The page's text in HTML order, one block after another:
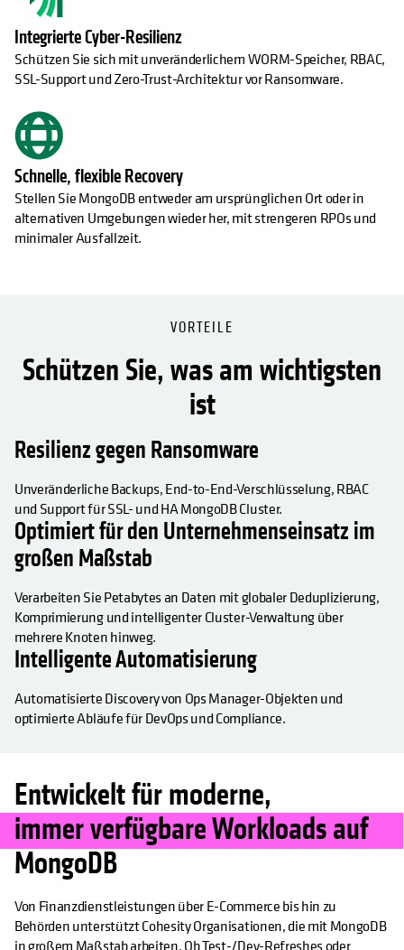
Integrierte Cyber-Resilienz
Schützen Sie sich mit unveränderlichem WORM-Speicher, RBAC,
SSL-Support und Zero-Trust-Architektur vor Ransomware.
Schnelle, flexible Recovery
Stellen Sie MongoDB entweder am ursprünglichen Ort oder in
alternativen Umgebungen wieder her, mit strengeren RPOs und
minimaler Ausfallzeit.
VORTEILE
Schützen Sie, was am wichtigsten
ist
Resilienz gegen Ransomware
Unveränderliche Backups, End-to-End-Verschlüsselung, RBAC
und Support für SSL- und HA MongoDB Cluster.
Optimiert für den Unternehmenseinsatz im
großen Maßstab
Verarbeiten Sie Petabytes an Daten mit globaler Deduplizierung,
Komprimierung und intelligenter Cluster-Verwaltung über
mehrere Knoten hinweg.
Intelligente Automatisierung
Automatisierte Discovery von Ops Manager-Objekten und
optimierte Abläufe für DevOps und Compliance.
Entwickelt für moderne,
immer verfügbare Workloads auf
MongoDB
Von Finanzdienstleistungen über E-Commerce bis hin zu
Behörden unterstützt Cohesity Organisationen, die mit MongoDB
in großem Maßstab arbeiten. Ob Test-/Dev-Refreshes oder